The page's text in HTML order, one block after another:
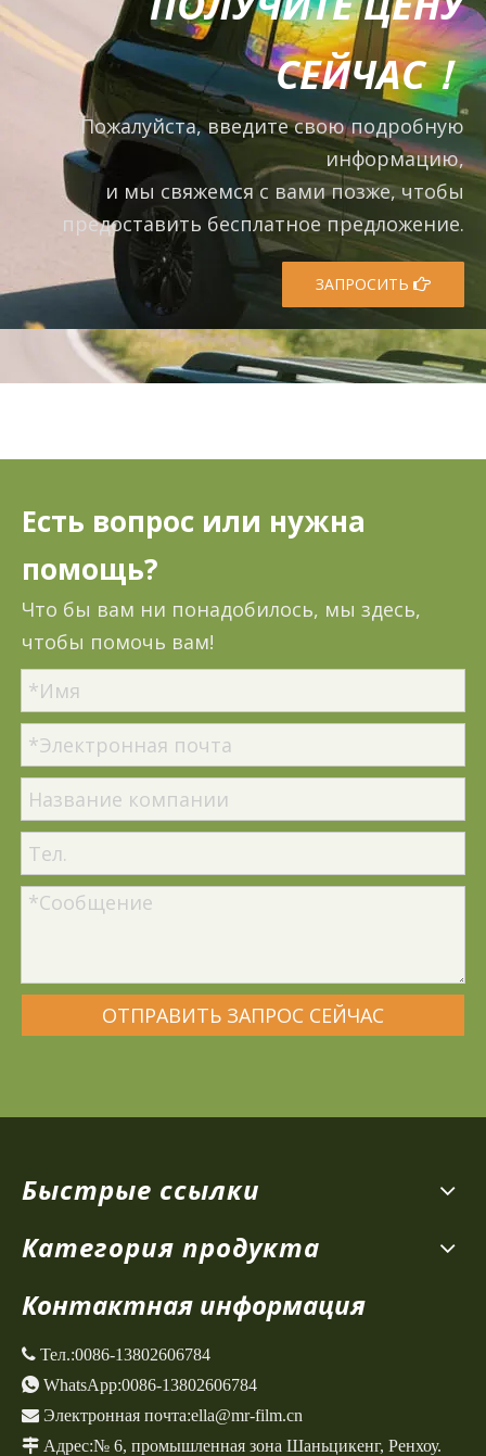
СЕЙЧАС！
Пожалуйста, введите свою подробную
информацию,
и мы свяжемся с вами позже, чтобы
предоставить бесплатное предложение.
ЗАПРОСИТЬ
Есть вопрос или нужна
помощь?
Что бы вам ни понадобилось, мы здесь,
чтобы помочь вам!
ОТПРАВИТЬ ЗАПРОС СЕЙЧАС
Быстрые ссылки
Категория продукта
Контактная информация
 Тел.:0086-13802606784
 WhatsApp:0086-13802606784
 Электронная почта:ella@mr-film.cn
 Адрес:№ 6, промышленная зона Шаньцикенг, Ренхоу.